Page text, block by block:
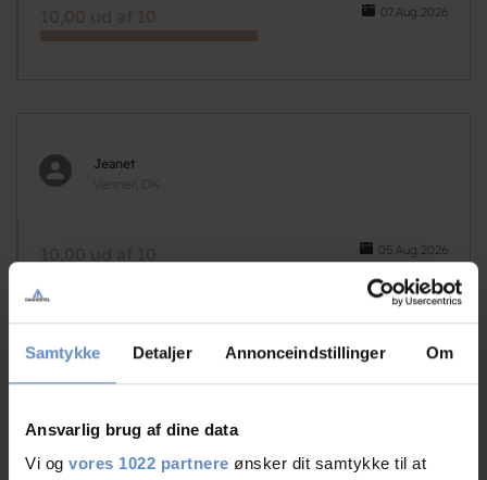
Samtykke Detaljer Annonceindstillinger Om
Ansvarlig brug af dine data
Vi og vores 1022 partnere ønsker dit samtykke til at
07.Aug.2026
10,00 ud af 10
Jeanet
Venner, DK
05.Aug.2026
10,00 ud af 10
og vidunderlig hjemmelavet morgen mad.
Liensol